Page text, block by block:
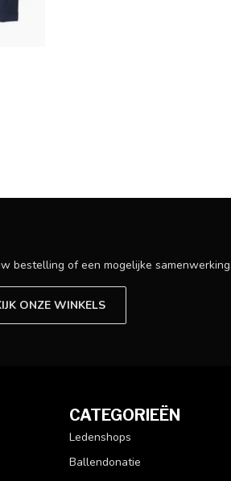
bestelling of een mogelijke samenwerking.
ONZE WINKELS
CATEGORIEËN
Ledenshops
Ballendonatie